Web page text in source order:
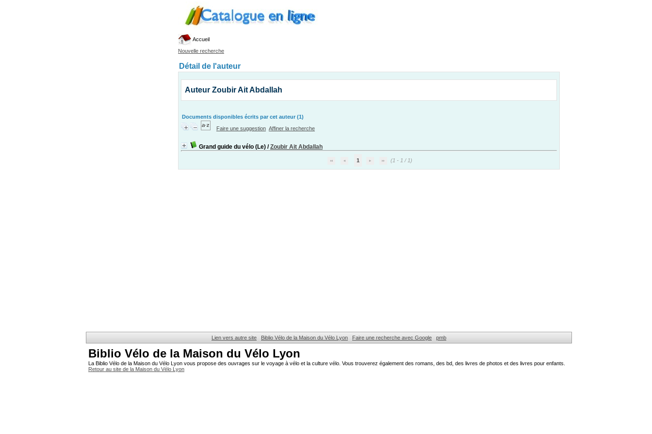
Accueil
Nouvelle recherche
Détail de l'auteur
Auteur Zoubir Ait Abdallah
Documents disponibles écrits par cet auteur (1)
Faire une suggestion Affiner la recherche
Grand guide du vélo (Le) /Zoubir Ait Abdallah
1 (1 - 1 / 1)
Lien vers autre site Biblio Vélo de la Maison du Vélo Lyon Faire une recherche avec Google pmb
Biblio Vélo de la Maison du Vélo Lyon
La Biblio Vélo de la Maison du Vélo Lyon vous propose des ouvrages sur le voyage à vélo et la culture vélo. Vous trouverez également des romans, des bd, des livres de photos et des livres pour enfants.
Retour au site de la Maison du Vélo Lyon